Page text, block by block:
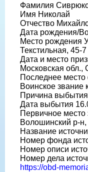
Фамилия
Имя Николай
Отчество
Дата рождения/
Место рождения
Текстильная, 45-7
Дата и место
Московская обл.,
Последнее
Воинское звание
Причина выбытия
Дата выбытия
Первичное место
Волошинский р-н,
Название
Номер фонда
Номер описи
Номер дела
https://obd-